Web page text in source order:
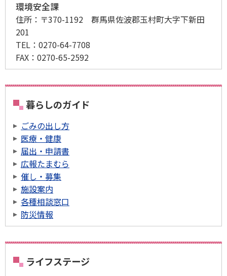
環境安全課
住所： 〒370-1192 群馬県佐波郡玉村町大字下新田
201
TEL： 0270-64-7708
FAX： 0270-65-2592
暮らしのガイド
ごみの出し方
医療・健康
届出・申請書
広報たまむら
催し・募集
施設案内
各種相談窓口
防災情報
ライフステージ